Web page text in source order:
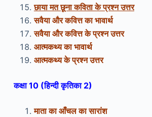
छाया मत छूना कविता के प्रश्न उत्तर
सवैया और कवित्त का भावार्थ
सवैया और कवित्त के प्रश्न उत्तर
आत्मकथ्य का भावार्थ
आत्मकथ्य के प्रश्न उत्तर
कक्षा 10 (हिन्दी कृतिका 2)
माता का आँचल का सारांश